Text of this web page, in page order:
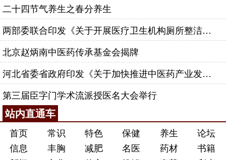
二十四节气养生之春分养生
两部委联合印发《关于开展医疗卫生机构厕所整洁专项行动的通知》
北京赵炳南中医药传承基金会揭牌
河北省委省政府印发《关于加快推进中医药产业发展的实施意见》
第三届臣字门学术流派授医名大会举行
站内直通车
首页 常识 特色 保健 养生
论坛
信息
丰胸 减肥 名医 药材
书籍